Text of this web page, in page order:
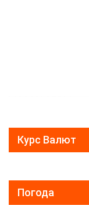
Курс Валют
Погода